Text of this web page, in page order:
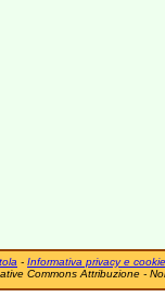
- Informativa privacy e cookie
Commons Attribuzione -